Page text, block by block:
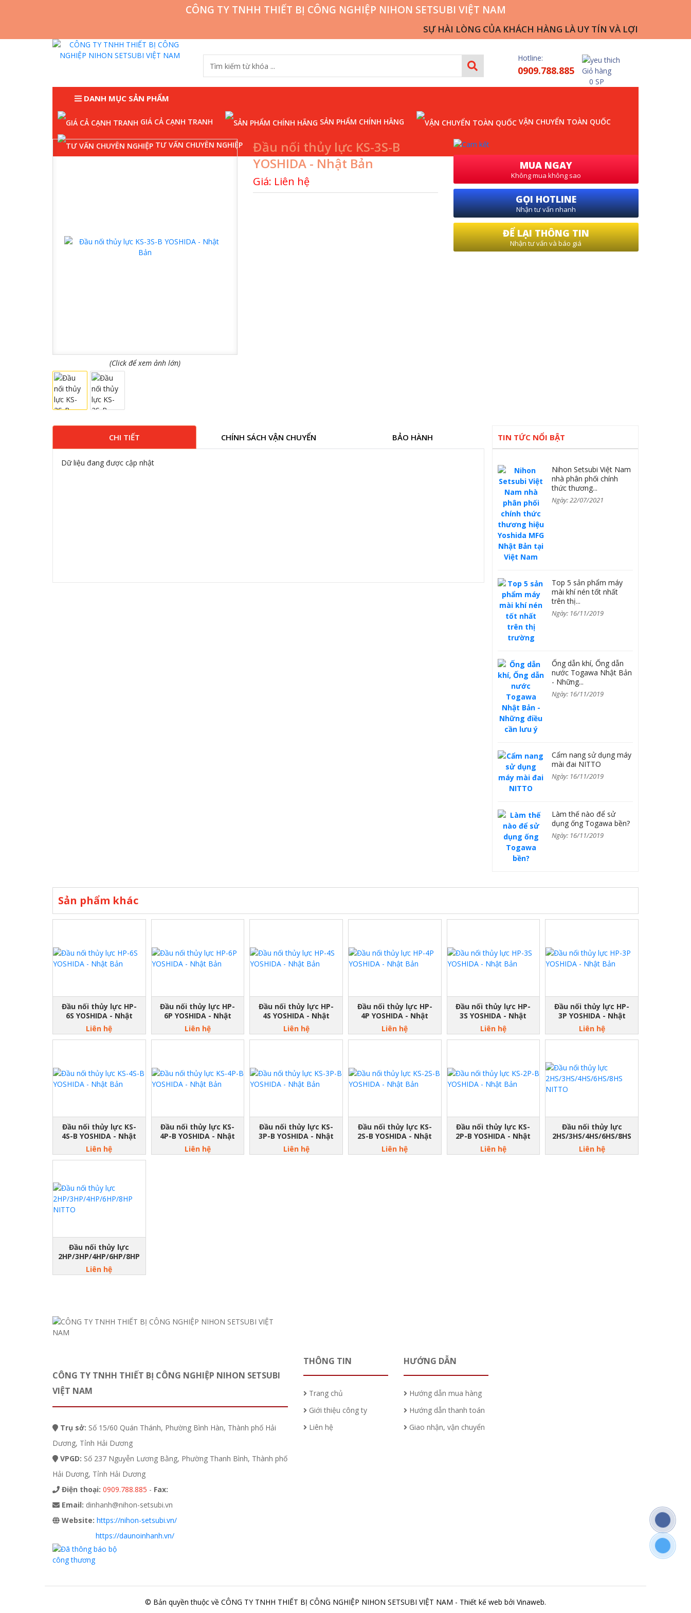
CÔNG TY TNHH THIẾT BỊ CÔNG NGHIỆP NIHON SETSUBI VIỆT NAM
SỰ HÀI LÒNG CỦA KHÁCH HÀNG LÀ UY TÍN VÀ LỢI NHUẬN CỦA
Hotline:
0909.788.885
Giỏ hàng
0 SP
DANH MỤC SẢN PHẨM
GIÁ CẢ CẠNH TRANH SẢN PHẨM CHÍNH HÃNG VẬN CHUYỂN TOÀN QUỐC
TƯ VẤN CHUYÊN NGHIỆP
Trang chủ Đầu nối thủy lực
(Click để xem ảnh lớn)
Đầu nối thủy lực KS-3S-B
YOSHIDA - Nhật Bản
Giá: Liên hệ
MUA NGAY
Không mua không sao
GỌI HOTLINE
Nhận tư vấn nhanh
ĐỂ LẠI THÔNG TIN
Nhận tư vấn và báo giá
CHI TIẾT CHÍNH SÁCH VẬN CHUYỂN BẢO HÀNH
Dữ liệu đang được cập nhật
TIN TỨC NỔI BẬT
Nihon Setsubi Việt Nam
nhà phân phối chính
thức thương...
Ngày: 22/07/2021
Top 5 sản phẩm máy
mài khí nén tốt nhất
trên thị...
Ngày: 16/11/2019
Ống dẫn khí, Ống dẫn
nước Togawa Nhật Bản
- Những...
Ngày: 16/11/2019
Cẩm nang sử dụng máy
mài đai NITTO
Ngày: 16/11/2019
Làm thế nào để sử
dụng ống Togawa bền?
Ngày: 16/11/2019
Sản phẩm khác
Đầu nối thủy lực HP-
6S YOSHIDA - Nhật
Bản
Liên hệ
Đầu nối thủy lực HP-
6P YOSHIDA - Nhật
Bản
Liên hệ
Đầu nối thủy lực HP-
4S YOSHIDA - Nhật
Bản
Liên hệ
Đầu nối thủy lực HP-
4P YOSHIDA - Nhật
Bản
Liên hệ
Đầu nối thủy lực HP-
3S YOSHIDA - Nhật
Bản
Liên hệ
Đầu nối thủy lực HP-
3P YOSHIDA - Nhật
Bản
Liên hệ
Đầu nối thủy lực KS-
4S-B YOSHIDA - Nhật
Bản
Liên hệ
Đầu nối thủy lực KS-
4P-B YOSHIDA - Nhật
Bản
Liên hệ
Đầu nối thủy lực KS-
3P-B YOSHIDA - Nhật
Bản
Liên hệ
Đầu nối thủy lực KS-
2S-B YOSHIDA - Nhật
Bản
Liên hệ
Đầu nối thủy lực KS-
2P-B YOSHIDA - Nhật
Bản
Liên hệ
Đầu nối thủy lực
2HS/3HS/4HS/6HS/8HS
NITTO
Liên hệ
Đầu nối thủy lực
2HP/3HP/4HP/6HP/8HP
NITTO
Liên hệ
CÔNG TY TNHH THIẾT BỊ CÔNG NGHIỆP NIHON SETSUBI
VIỆT NAM
Trụ sở: Số 15/60 Quán Thánh, Phường Bình Hàn, Thành phố Hải
Dương, Tỉnh Hải Dương
VPGD: Số 237 Nguyễn Lương Bằng, Phường Thanh Bình, Thành phố
Hải Dương, Tỉnh Hải Dương
Điện thoại: 0909.788.885 - Fax:
Email: dinhanh@nihon-setsubi.vn
Website: https://nihon-setsubi.vn/
https://daunoinhanh.vn/
THÔNG TIN
Trang chủ
Giới thiệu công ty
Liên hệ
HƯỚNG DẪN
Hướng dẫn mua hàng
Hướng dẫn thanh toán
Giao nhận, vận chuyển
© Bản quyền thuộc về CÔNG TY TNHH THIẾT BỊ CÔNG NGHIỆP NIHON SETSUBI VIỆT NAM - Thiết kế web bởi Vinaweb.